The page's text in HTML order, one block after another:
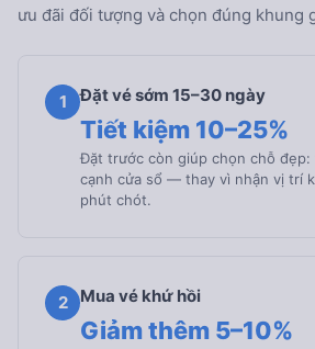
ưu đãi đối tượng và chọn đúng khung
1 Đặt vé sớm 15–30 ngày
Tiết kiệm 10–25%
Đặt trước còn giúp chọn chỗ đẹp:
cạnh cửa sổ — thay vì nhận vị trí
phút chót.
2 Mua vé khứ hồi
Giảm thêm 5–10%